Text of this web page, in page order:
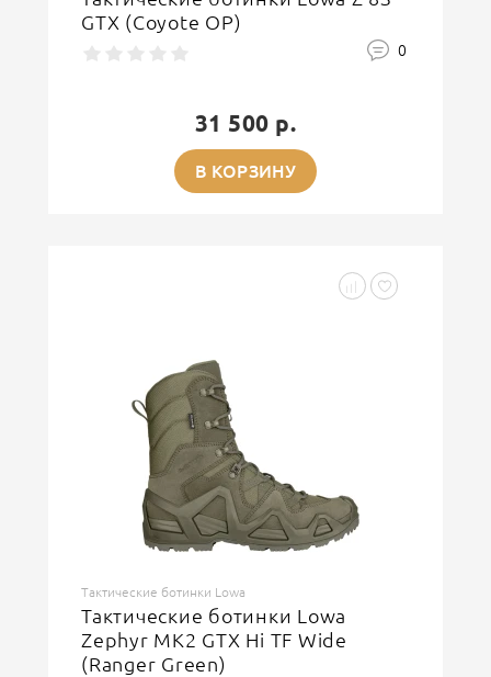
GTX (Coyote OP)
0
31 500 р.
В КОРЗИНУ
Тактические ботинки Lowa
Тактические ботинки Lowa
Zephyr MK2 GTX Hi TF Wide
(Ranger Green)